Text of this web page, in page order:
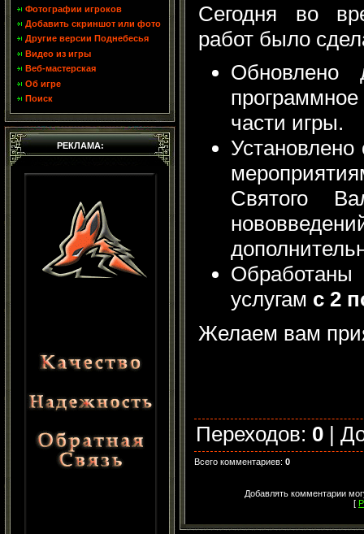
Фотографии игроков
Добавить скриншот или фото
Другие версии Поднебесья
Видео из игры
Веб-мастерская
Об игре
Поиск
РЕКЛАМА:
Сегодня во
работ было
Обновлено
части игры.
Святого
услугам с 2
Желаем вам
Переходов: 0 |
Всего комментариев: 0
Добавлять комментарии
[